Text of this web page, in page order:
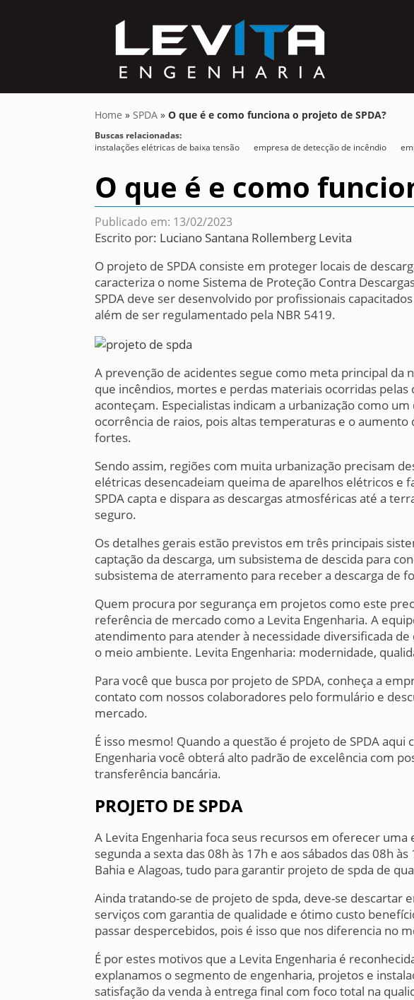
Home »SPDA »O que é e como funciona o projeto de SPDA?
Buscas relacionadas:
instalações elétricas de baixa tensão
empresa de detecção de incêndio
O que é e como
Publicado em: 13/02/2023
Escrito por: Luciano Santana Rollemberg Levita
O projeto de SPDA consiste em proteger locais de
caracteriza o nome Sistema de Proteção Contra
SPDA deve ser desenvolvido por profissionais
além de ser regulamentado pela NBR 5419.
A prevenção de acidentes segue como meta principal da
que incêndios, mortes e perdas materiais ocorridas pelas
aconteçam. Especialistas indicam a urbanização como
ocorrência de raios, pois altas temperaturas e o aumento
fortes.
Sendo assim, regiões com muita urbanização precisam
elétricas desencadeiam queima de aparelhos elétricos e
SPDA capta e dispara as descargas atmosféricas até a
seguro.
Os detalhes gerais estão previstos em três principais
captação da descarga, um subsistema de descida para
subsistema de aterramento para receber a descarga de
Quem procura por segurança em projetos como este
referência de mercado como a Levita Engenharia. A
atendimento para atender à necessidade diversificada de
o meio ambiente. Levita Engenharia: modernidade,
Para você que busca por projeto de SPDA, conheça a
contato com nossos colaboradores pelo formulário e
mercado.
É isso mesmo! Quando a questão é projeto de SPDA aqui
Engenharia você obterá alto padrão de excelência com
transferência bancária.
PROJETO DE SPDA
A Levita Engenharia foca seus recursos em oferecer
segunda a sexta das 08h às 17h e aos sábados das 08h
Bahia e Alagoas, tudo para garantir projeto de spda de
Ainda tratando-se de projeto de spda, deve-se descartar
serviços com garantia de qualidade e ótimo custo
passar despercebidos, pois é isso que nos diferencia no
É por estes motivos que a Levita Engenharia é
explanamos o segmento de engenharia, projetos e
satisfação da venda à entrega final com foco total na